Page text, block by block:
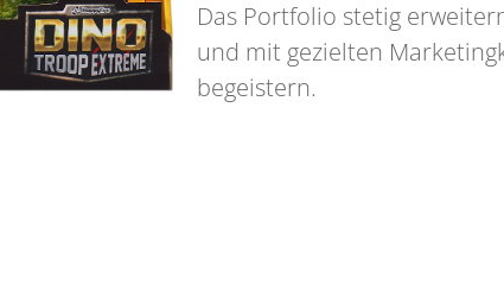
Das Portfolio stetig
und mit gezielten
begeistern.